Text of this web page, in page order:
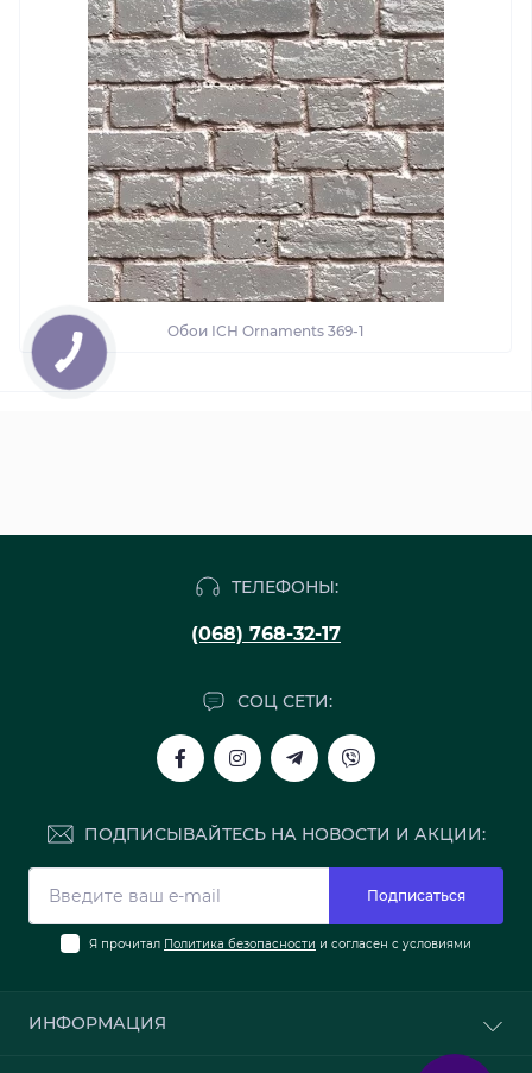
Обои ІСН Ornaments 369-1
ТЕЛЕФОНЫ:
(068) 768-32-17
СОЦ СЕТИ:
ПОДПИСЫВАЙТЕСЬ НА НОВОСТИ И АКЦИИ:
Подписаться
Я прочитал Политика безопасности и согласен с условиями
ИНФОРМАЦИЯ